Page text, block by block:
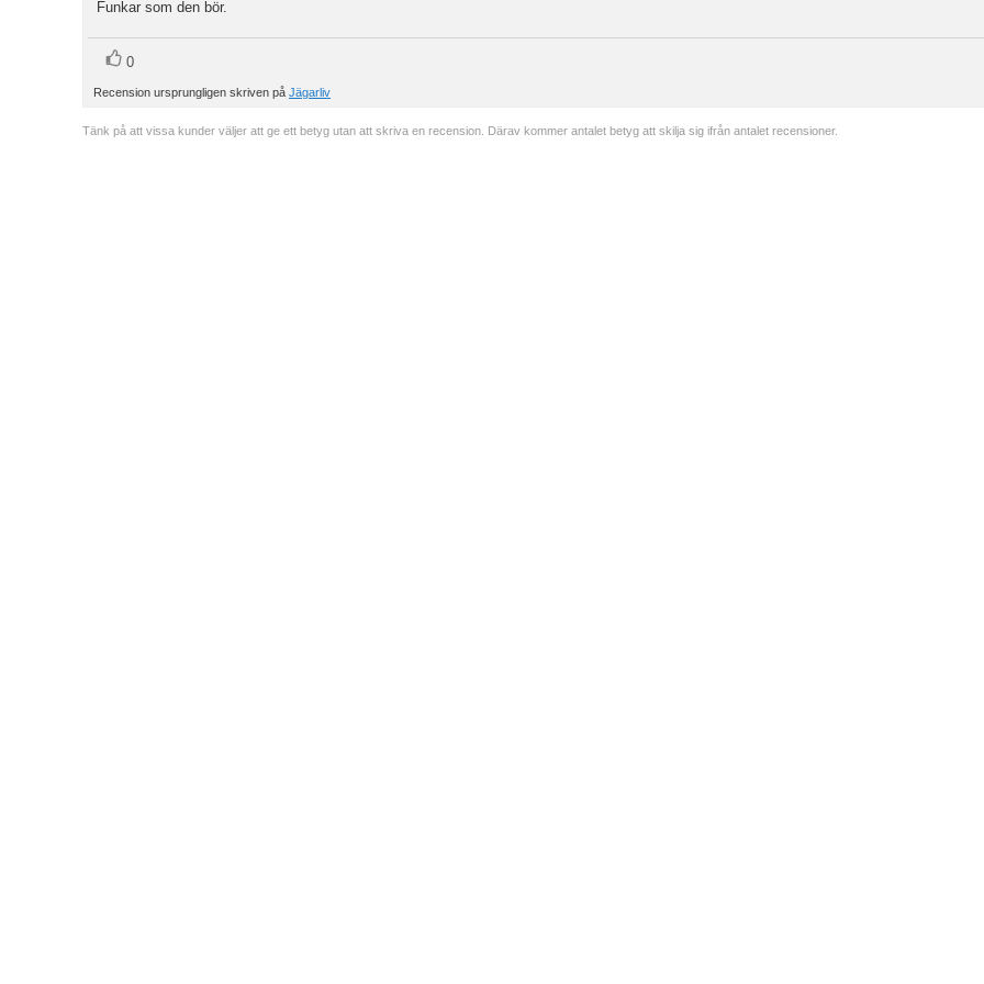
stjärnor
Recensionstext:
Funkar som den bör.
Rösta
0
Recension ursprungligen skriven på Jägarliv
Tänk på att vissa kunder väljer att ge ett betyg utan att skriva en recension. Därav kommer antalet betyg att skilja sig ifrån antalet recensioner.